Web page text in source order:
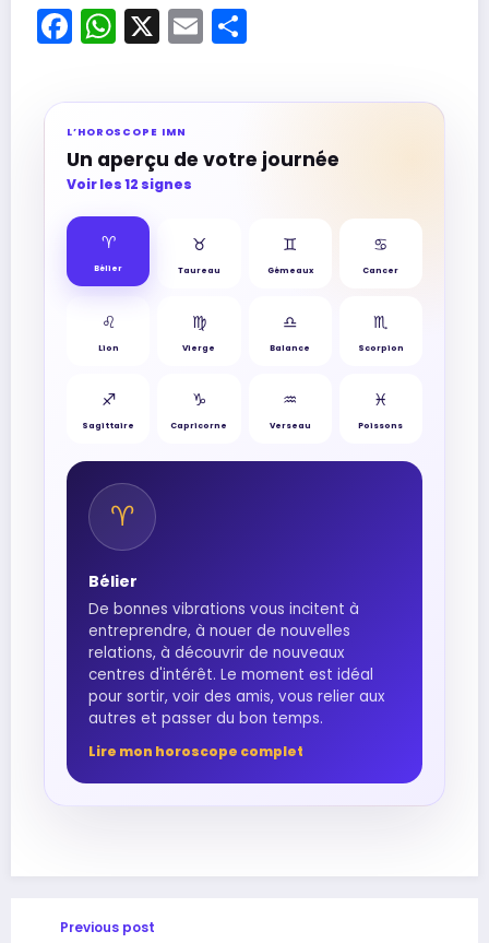
Facebook
WhatsApp
X Email
L’HOROSCOPE IMN
Un aperçu de votre journée
Voir les 12 signes
♈︎
Bélier
♉︎
Taureau
♊︎
Gémeaux
♋︎
Cancer
♌︎
Lion
♍︎
Vierge
♎︎
Balance
♏︎
Scorpion
♐︎
Sagittaire
♑︎
Capricorne
♒︎
Verseau
♓︎
Poissons
♈︎
Bélier
De bonnes vibrations vous incitent à
entreprendre, à nouer de nouvelles
relations, à découvrir de nouveaux
centres d'intérêt. Le moment est idéal
pour sortir, voir des amis, vous relier aux
autres et passer du bon temps.
Lire mon horoscope complet
Previous post